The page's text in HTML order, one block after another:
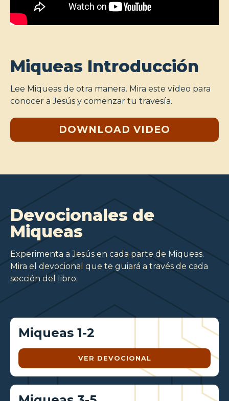
Miqueas Introducción
Lee Miqueas de otra manera. Mira este vídeo para
conocer a Jesús y comenzar tu travesía.
DOWNLOAD VIDEO
Devocionales de
Miqueas
Experimenta a Jesús en cada parte de Miqueas.
Mira el devocional que te guiará a través de cada
sección del libro.
Miqueas 1-2
VER DEVOCIONAL